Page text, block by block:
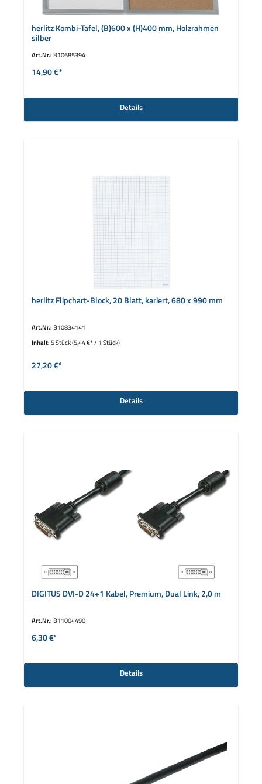
herlitz Kombi-Tafel, (B)600 x (H)400 mm, Holzrahmen
silber
Art.Nr.: B10685394
14,90 €*
Details
herlitz Flipchart-Block, 20 Blatt, kariert, 680 x 990 mm
Art.Nr.: B10834141
Inhalt:5 Stück(5,44 €* / 1 Stück)
27,20 €*
Details
DIGITUS DVI-D 24+1 Kabel, Premium, Dual Link, 2,0 m
Art.Nr.: B11004490
6,30 €*
Details